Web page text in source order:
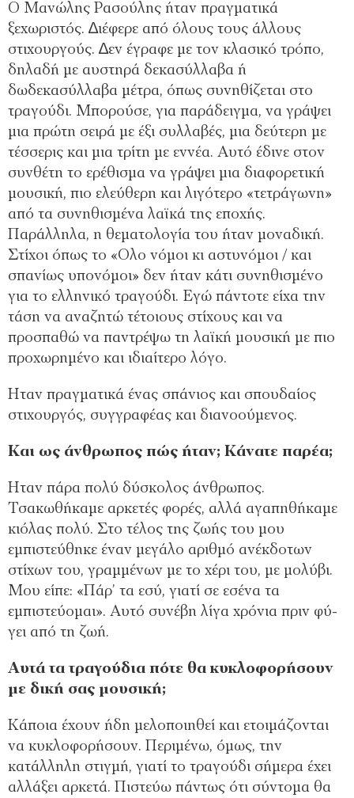
Ο Μανώλης Ρασούλης ήταν πραγματικά
ξεχωριστός. ∆ιέφερε από όλους τους άλλους
στιχουργούς. ∆εν έγραφε με τον κλασικό τρόπο,
δηλαδή με αυστηρά δεκασύλλαβα ή
δωδεκασύλλαβα μέτρα, όπως συνηθίζεται στο
τραγούδι. Μπορούσε, για παράδειγμα, να γράψει
μια πρώτη σειρά με έξι συλλαβές, μια δεύτερη με
τέσσερις και μια τρίτη με εννέα. Αυτό έδινε στον
συνθέτη το ερέθισμα να γράψει μια διαφορετική
μουσική, πιο ελεύθερη και λιγότερο «τετράγωνη»
από τα συνηθισμένα λαϊκά της εποχής.
Παράλληλα, η θεματολογία του ήταν μοναδική.
Στίχοι όπως το «Ολο νόμοι κι αστυνόμοι / και
σπανίως υπονόμοι» δεν ήταν κάτι συνηθισμένο
για το ελληνικό τραγούδι. Εγώ πάντοτε είχα την
τάση να αναζητώ τέτοιους στίχους και να
προσπαθώ να παντρέψω τη λαϊκή μουσική με πιο
προχωρημένο και ιδιαίτερο λόγο.
Ηταν πραγματικά ένας σπάνιος και σπουδαίος
στιχουργός, συγγραφέας και διανοούμενος.
Και ως άνθρωπος πώς ήταν; Κάνατε παρέα;
Ηταν πάρα πολύ δύσκολος άνθρωπος.
Τσακωθήκαμε αρκετές φορές, αλλά αγαπηθήκαμε
κιόλας πολύ. Στο τέλος της ζωής του μου
εμπιστεύθηκε έναν μεγάλο αριθμό ανέκδοτων
στίχων του, γραμμένων με το χέρι του, με μολύβι.
Μου είπε: «Πάρ’ τα εσύ, γιατί σε εσένα τα
εμπιστεύομαι». Αυτό συνέβη λίγα χρόνια πριν φύ-
γει από τη ζωή.
Αυτά τα τραγούδια πότε θα κυκλοφορήσουν
με δική σας μουσική;
Κάποια έχουν ήδη μελοποιηθεί και ετοιμάζονται
να κυκλοφορήσουν. Περιμένω, όμως, την
κατάλληλη στιγμή, γιατί το τραγούδι σήμερα έχει
αλλάξει αρκετά. Πιστεύω πάντως ότι σύντομα θα